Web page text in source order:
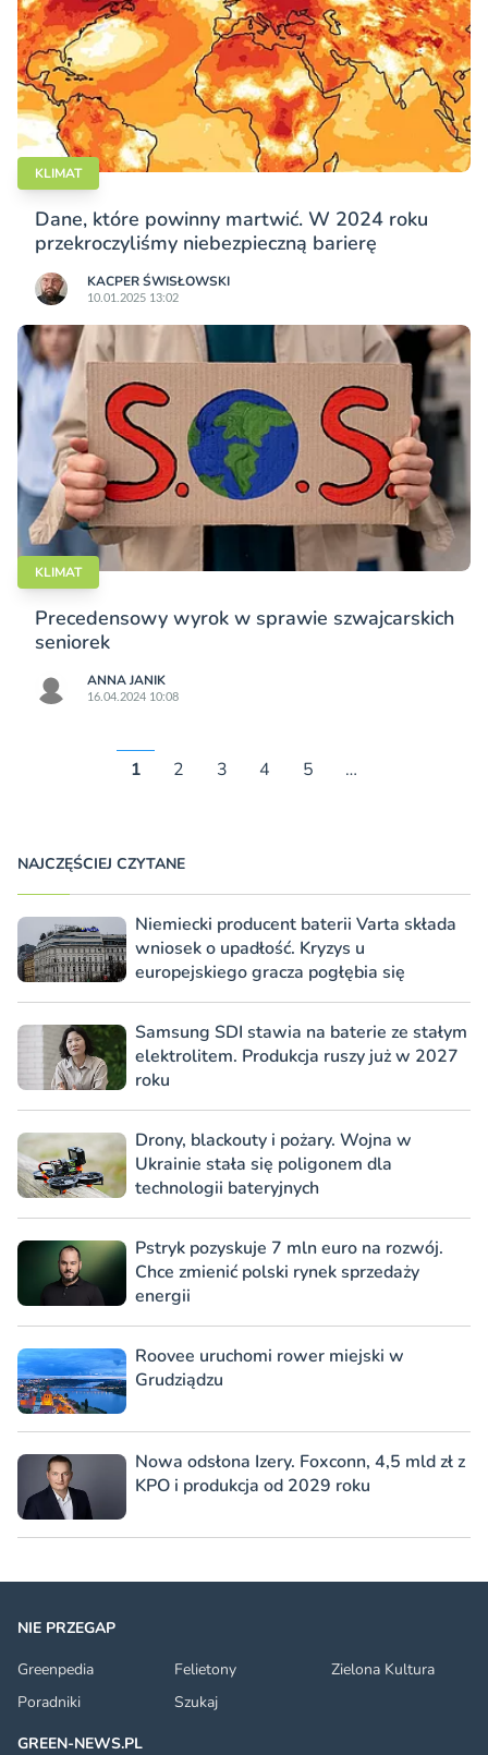
KLIMAT
Dane, które powinny martwić. W 2024 roku
przekroczyliśmy niebezpieczną barierę
KACPER ŚWISŁO­WSKI
10.01.2025 13:02
KLIMAT
Precedensowy wyrok w sprawie szwajcarskich
seniorek
ANNA JANIK
16.04.2024 10:08
1 2 3 4 5 …
NAJCZĘŚCIEJ CZYTANE
Niemiecki producent baterii Varta składa
wniosek o upadłość. Kryzys u
europejskiego gracza pogłębia się
Samsung SDI stawia na baterie ze stałym
elektrolitem. Produkcja ruszy już w 2027
roku
Drony, blackouty i pożary. Wojna w
Ukrainie stała się poligonem dla
technologii bateryjnych
Pstryk pozyskuje 7 mln euro na rozwój.
Chce zmienić polski rynek sprzedaży
energii
Roovee uruchomi rower miejski w
Grudziądzu
Nowa odsłona Izery. Foxconn, 4,5 mld zł z
KPO i produkcja od 2029 roku
NIE PRZEGAP
Greenpedia
Felietony
Zielona Kultura
Poradniki
Szukaj
GREEN-NEWS.PL